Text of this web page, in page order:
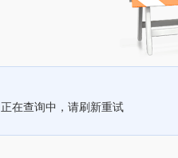
正在查询中，请刷新重试